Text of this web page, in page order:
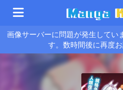
画像サーバーに問題が発生してい
す。数時間後に再度お